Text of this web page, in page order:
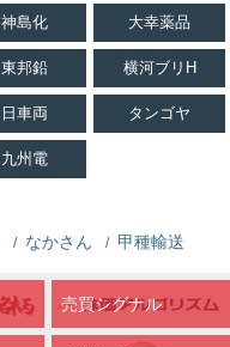
神島化 大幸薬品
東邦鉛 横河ブリH
日車両 タンゴヤ
九州電
なかさん 甲種輸送
売買シグナル